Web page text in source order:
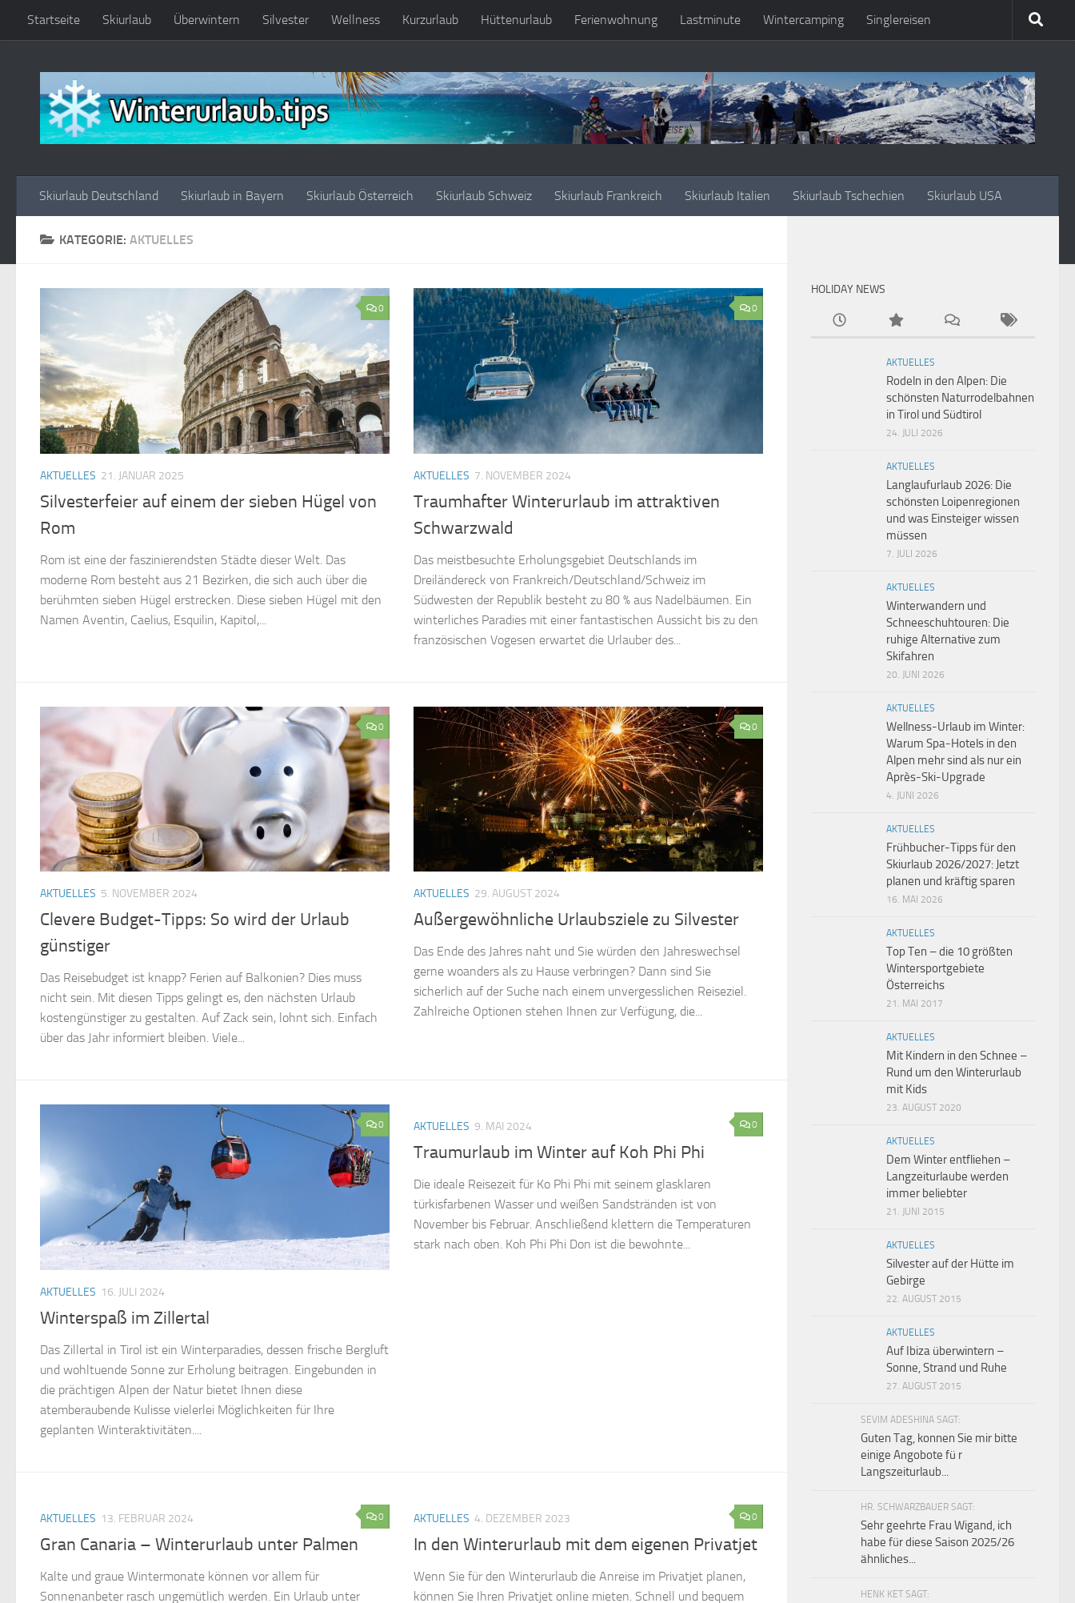
Zum Inhalt springen
Startseite Skiurlaub Überwintern Silvester Wellness Kurzurlaub Hüttenurlaub Ferienwohnung Lastminute Wintercamping Singlereisen
Skiurlaub Deutschland Skiurlaub in Bayern Skiurlaub Österreich Skiurlaub Schweiz Skiurlaub Frankreich Skiurlaub Italien Skiurlaub Tschechien Skiurlaub USA
KATEGORIE: AKTUELLES
0
AKTUELLES 21. JANUAR 2025
Silvesterfeier auf einem der sieben Hügel von
Rom
Rom ist eine der faszinierendsten Städte dieser Welt. Das
moderne Rom besteht aus 21 Bezirken, die sich auch über die
berühmten sieben Hügel erstrecken. Diese sieben Hügel mit den
Namen Aventin, Caelius, Esquilin, Kapitol,...
0
AKTUELLES 7. NOVEMBER 2024
Traumhafter Winterurlaub im attraktiven
Schwarzwald
Das meistbesuchte Erholungsgebiet Deutschlands im
Dreiländereck von Frankreich/Deutschland/Schweiz im
Südwesten der Republik besteht zu 80 % aus Nadelbäumen. Ein
winterliches Paradies mit einer fantastischen Aussicht bis zu den
französischen Vogesen erwartet die Urlauber des...
0
AKTUELLES 5. NOVEMBER 2024
Clevere Budget-Tipps: So wird der Urlaub
günstiger
Das Reisebudget ist knapp? Ferien auf Balkonien? Dies muss
nicht sein. Mit diesen Tipps gelingt es, den nächsten Urlaub
kostengünstiger zu gestalten. Auf Zack sein, lohnt sich. Einfach
über das Jahr informiert bleiben. Viele...
0
AKTUELLES 29. AUGUST 2024
Außergewöhnliche Urlaubsziele zu Silvester
Das Ende des Jahres naht und Sie würden den Jahreswechsel
gerne woanders als zu Hause verbringen? Dann sind Sie
sicherlich auf der Suche nach einem unvergesslichen Reiseziel.
Zahlreiche Optionen stehen Ihnen zur Verfügung, die...
0
AKTUELLES 16. JULI 2024
Winterspaß im Zillertal
Das Zillertal in Tirol ist ein Winterparadies, dessen frische Bergluft
und wohltuende Sonne zur Erholung beitragen. Eingebunden in
die prächtigen Alpen der Natur bietet Ihnen diese
atemberaubende Kulisse vielerlei Möglichkeiten für Ihre
geplanten Winteraktivitäten....
0
AKTUELLES 9. MAI 2024
Traumurlaub im Winter auf Koh Phi Phi
Die ideale Reisezeit für Ko Phi Phi mit seinem glasklaren
türkisfarbenen Wasser und weißen Sandstränden ist von
November bis Februar. Anschließend klettern die Temperaturen
stark nach oben. Koh Phi Phi Don ist die bewohnte...
0
AKTUELLES 13. FEBRUAR 2024
Gran Canaria – Winterurlaub unter Palmen
Kalte und graue Wintermonate können vor allem für
Sonnenanbeter rasch ungemütlich werden. Ein Urlaub unter
0
AKTUELLES 4. DEZEMBER 2023
In den Winterurlaub mit dem eigenen Privatjet
Wenn Sie für den Winterurlaub die Anreise im Privatjet planen,
können Sie Ihren Privatjet online mieten. Schnell und bequem
HOLIDAY NEWS
AKTUELLES
Rodeln in den Alpen: Die
schönsten Naturrodelbahnen
in Tirol und Südtirol
24. JULI 2026
AKTUELLES
Langlaufurlaub 2026: Die
schönsten Loipenregionen
und was Einsteiger wissen
müssen
7. JULI 2026
AKTUELLES
Winterwandern und
Schneeschuhtouren: Die
ruhige Alternative zum
Skifahren
20. JUNI 2026
AKTUELLES
Wellness-Urlaub im Winter:
Warum Spa-Hotels in den
Alpen mehr sind als nur ein
Après-Ski-Upgrade
4. JUNI 2026
AKTUELLES
Frühbucher-Tipps für den
Skiurlaub 2026/2027: Jetzt
planen und kräftig sparen
16. MAI 2026
AKTUELLES
Top Ten – die 10 größten
Wintersportgebiete
Österreichs
21. MAI 2017
AKTUELLES
Mit Kindern in den Schnee –
Rund um den Winterurlaub
mit Kids
23. AUGUST 2020
AKTUELLES
Dem Winter entfliehen –
Langzeiturlaube werden
immer beliebter
21. JUNI 2015
AKTUELLES
Silvester auf der Hütte im
Gebirge
22. AUGUST 2015
AKTUELLES
Auf Ibiza überwintern –
Sonne, Strand und Ruhe
27. AUGUST 2015
SEVIM ADESHINA SAGT:
Guten Tag, konnen Sie mir bitte
einige Angobote fü r
Langszeiturlaub...
HR. SCHWARZBAUER SAGT:
Sehr geehrte Frau Wigand, ich
habe für diese Saison 2025/26
ähnliches...
HENK KET SAGT: